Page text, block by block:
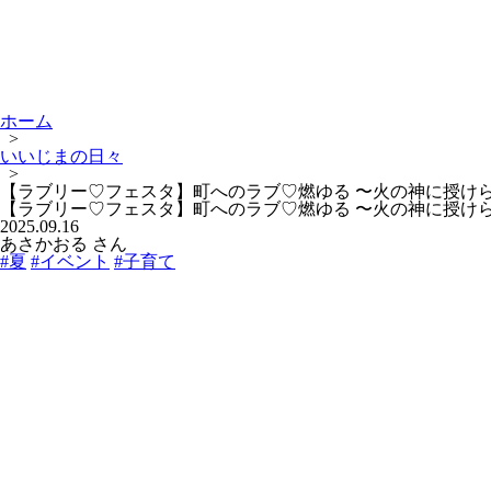
ホーム
>
いいじまの日々
>
【ラブリー♡フェスタ】町へのラブ♡燃ゆる 〜火の神に授け
【ラブリー♡フェスタ】町へのラブ♡燃ゆる 〜火の神に授け
2025.09.16
あさかおる さん
#夏 #イベント #子育て